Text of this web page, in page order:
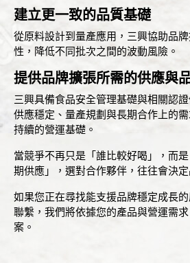
建立更一致的品質基礎
從原料設計到量產應用，三興協助品
性，降低不同批次之間的波動風險。
提供品牌擴張所需的供應與
三興具備食品安全管理基礎與相關認
供應穩定、量產規劃與長期合作上的
持續的營運基礎。
當競爭不再只是「誰比較好喝」，而
期供應」，選對合作夥伴，往往會決定
如果您正在尋找能支援品牌穩定成長
聯繫 ，我們將依據您的產品與營運需
案。